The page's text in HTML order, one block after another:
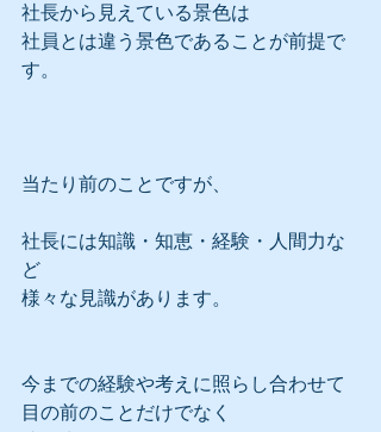
社長から見えている景色は
社員とは違う景色であることが前提で
す。
当たり前のことですが、
社長には知識・知恵・経験・人間力な
ど
様々な見識があります。
今までの経験や考えに照らし合わせて
目の前のことだけでなく